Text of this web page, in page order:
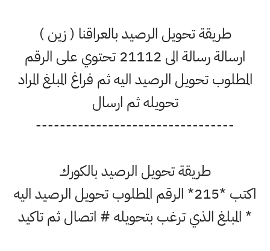
طريقة تحويل الرصيد بالعراقنا ( زين )
ارسالة رسالة الى 21112 تحتوي على الرقم
المطلوب تحويل الرصيد اليه ثم فراغ المبلغ المراد
تحويله ثم ارسال
---------------------------------
طريقة تحويل الرصيد بالكورك
اكتب *215* الرقم المطلوب تحويل الرصيد اليه
* المبلغ الذي ترغب بتحويله # اتصال ثم تاكيد